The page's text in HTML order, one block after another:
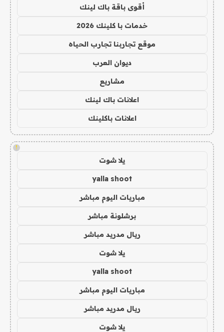
أقوى باقة باك لينك
خدمات با كلينك 2026
موقع تجاربنا تجارب الحياه
ديوان العرب
مشاريع
اعلانات باك لينك
اعلانات باكلينك
!
يلا شوت
yalla shoot
مباريات اليوم مباشر
برشلونة مباشر
ريال مدريد مباشر
يلا شوت
yalla shoot
مباريات اليوم مباشر
ريال مدريد مباشر
يلا شوت